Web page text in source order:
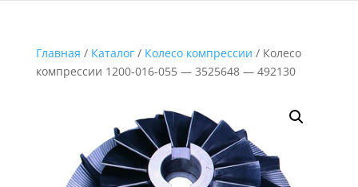
Главная / Каталог/ Колесо компрессии / Колесо
компрессии 1200-016-055 — 3525648 — 492130